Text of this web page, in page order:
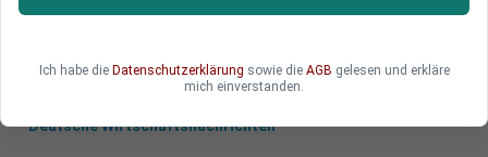
Deutsche Wirtschaftsnachrichten
Ich habe die Datenschutzerklärung sowie die AGB gelesen und erkläre
mich einverstanden.